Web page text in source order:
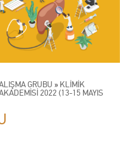
GRUBU » KLİMİK
2022 (13-15 MAYIS